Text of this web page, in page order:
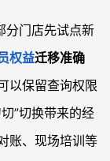
分门店先试点新
权益迁移准确
以保留查询权限
”切换带来的经
账、现场培训等